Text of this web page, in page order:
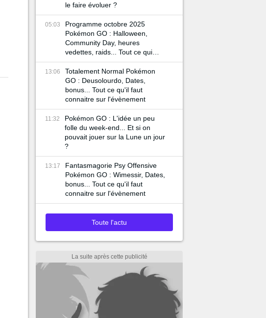
le faire évoluer ?
05:03
Programme octobre 2025
Pokémon GO : Halloween,
Community Day, heures
vedettes, raids... Tout ce qui
vous attend durant ce mois !
13:06
Totalement Normal Pokémon
GO : Deusolourdo, Dates,
bonus... Tout ce qu'il faut
connaitre sur l'évènement
11:32
Pokémon GO : L'idée un peu
folle du week-end... Et si on
pouvait jouer sur la Lune un jour
?
13:17
Fantasmagorie Psy Offensive
Pokémon GO : Wimessir, Dates,
bonus... Tout ce qu'il faut
connaitre sur l'évènement
Toute l'actu